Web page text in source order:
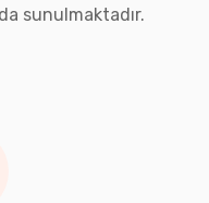
sunulmaktadır.